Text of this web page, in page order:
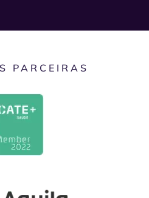
PARCEIRAS